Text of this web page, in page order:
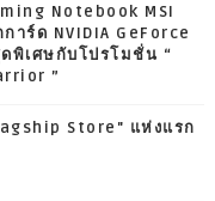
Notebook MSI
าร์ด NVIDIA GeForce
พิเศษกับโปรโมชั่น “
”
Store" แห่งแรก